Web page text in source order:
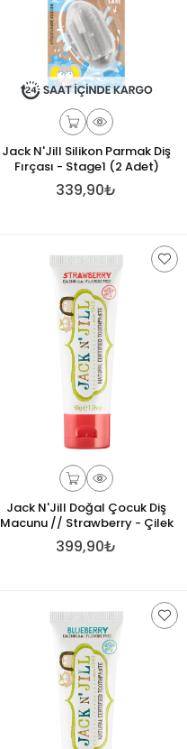
Jack N'Jill Silikon Parmak Diş
Fırçası - Stage1 (2 Adet)
339,90₺
Jack N'Jill Doğal Çocuk Diş
Macunu // Strawberry - Çilek
399,90₺